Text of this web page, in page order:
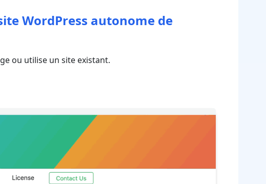
WordPress autonome de
ou utilise un site existant.